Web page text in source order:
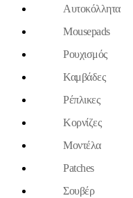
Aυτοκόλλητα
Mousepads
Ρουχισμός
Καμβάδες
Ρέπλικες
Κορνίζες
Μοντέλα
Patches
Σουβέρ